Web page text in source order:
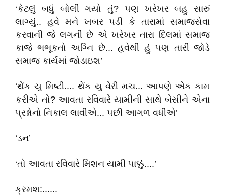
‘કેટલું બધું બોલી ગયો તું? પણ ખરેખર બહુ સારું
લાગ્યું.. હવે મને ખબર પડી કે તારામાં સમાજસેવા
કરવાની જે લગની છે એ ખરેખર તારા દિલમાં સમાજ
કાજે ભભૂકતો અગ્નિ છે... હવેથી હું પણ તારી જોડે
સમાજ કાર્યમાં જોડાઇશ’
‘થેંક યુ મિષ્ટી.... થેંક યુ વેરી મચ... આપણે એક કામ
કરીએ તો? આવતા રવિવારે યામીની સાથે બેસીને એના
પ્રશ્નોનો નિકાલ લાવીએ... પછી આગળ વધીએ’
‘ડન’
‘તો આવતા રવિવારે મિશન યામી પાક્કું....’
ક્રમશ:......